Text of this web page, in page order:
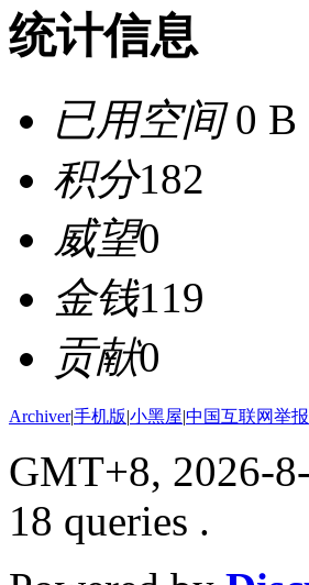
统计信息
已用空间0 B
积分182
威望0
金钱119
贡献0
Archiver|手机版|小黑屋|中国互联网举
GMT+8, 2026-
18 queries .